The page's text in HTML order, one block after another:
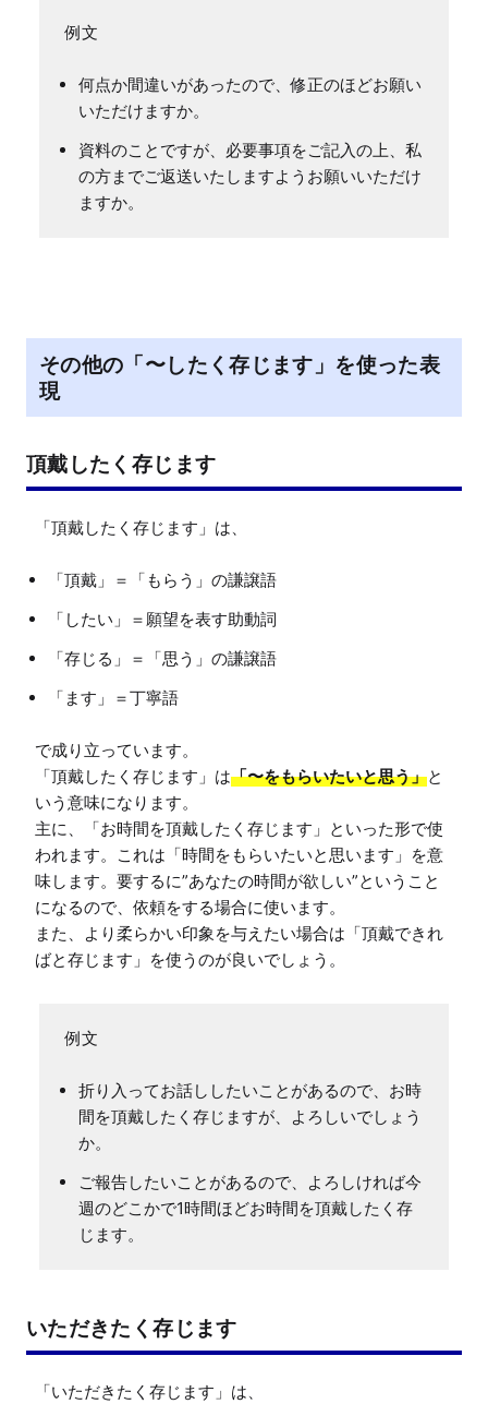
何点か間違いがあったので、修正のほどお願い
いただけますか。
資料のことですが、必要事項をご記入の上、私
の方までご返送いたしますようお願いいただけ
ますか。
その他の「〜したく存じます」を使った表
現
頂戴したく存じます
「頂戴」＝「もらう」の謙譲語
「したい」＝願望を表す助動詞
「存じる」＝「思う」の謙譲語
「ます」＝丁寧語
で成り立っています。
「頂戴したく存じます」は「〜をもらいたいと思う」と
いう意味になります。
主に、「お時間を頂戴したく存じます」といった形で使
われます。これは「時間をもらいたいと思います」を意
味します。要するに”あなたの時間が欲しい”ということ
になるので、依頼をする場合に使います。
また、より柔らかい印象を与えたい場合は「頂戴できれ
折り入ってお話ししたいことがあるので、お時
間を頂戴したく存じますが、よろしいでしょう
か。
ご報告したいことがあるので、よろしければ今
週のどこかで1時間ほどお時間を頂戴したく存
じます。
いただきたく存じます